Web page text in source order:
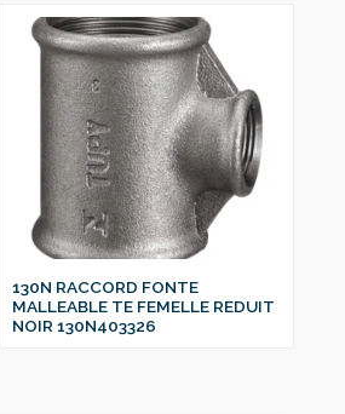
130N RACCORD FONTE
MALLEABLE TE FEMELLE REDUIT
NOIR 130N403326